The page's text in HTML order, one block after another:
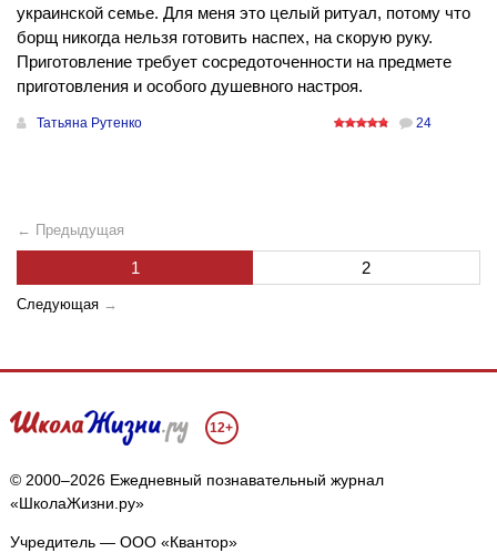
украинской семье. Для меня это целый ритуал, потому что
борщ никогда нельзя готовить наспех, на скорую руку.
Приготовление требует сосредоточенности на предмете
приготовления и особого душевного настроя.
Татьяна Рутенко 24
← Предыдущая
1 2
Следующая →
12+
© 2000–2026 Ежедневный познавательный журнал
«ШколаЖизни.ру»
Учредитель — ООО «Квантор»